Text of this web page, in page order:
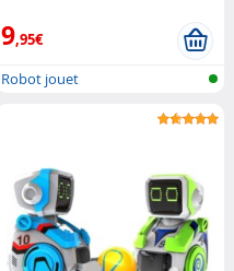
9,95€
Robot jouet